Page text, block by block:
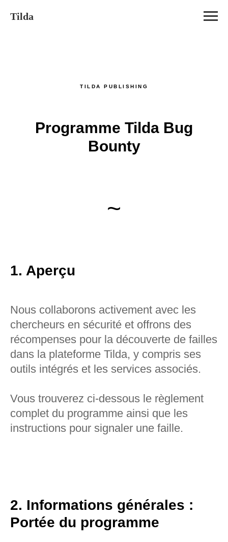
Tilda
TILDA PUBLISHING
Programme Tilda Bug
Bounty
~
1. Aperçu
Nous collaborons activement avec les
chercheurs en sécurité et offrons des
récompenses pour la découverte de failles
dans la plateforme Tilda, y compris ses
outils intégrés et les services associés.
Vous trouverez ci-dessous le règlement
complet du programme ainsi que les
instructions pour signaler une faille.
2. Informations générales :
Portée du programme